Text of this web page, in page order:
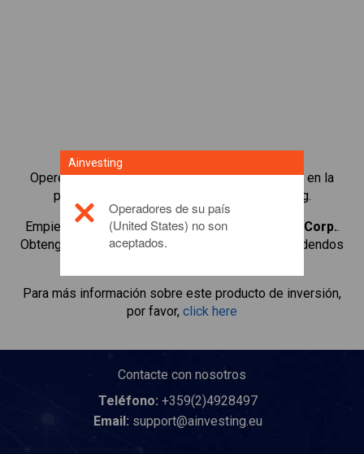
Opere en más de 1000 acciones internacionales en la
plataforma de trading de CFDs de Ainvesting.
Empiece a operar con CFDs enSoftBank Group Corp..
Obtenga cotizaciones en tiempo real y reciba dividendos
Para más información sobre este producto de inversión,
por favor, click here
Contacte con nosotros
Teléfono: +359(2)4928497
Email: support@ainvesting.eu
Ainvesting
Operadores de su país
(United States) no son
aceptados.